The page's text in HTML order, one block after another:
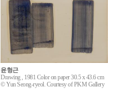
윤형근
Drawing , 1981 Color on paper 30.5 x 43.6 cm
© Yun Seong-ryeol. Courtesy of PKM Gallery